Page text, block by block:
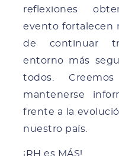
reflexiones
evento fortalecen
de continuar
entorno más
todos.
mantenerse
frente a la
nuestro país.
¡RH es MÁS!